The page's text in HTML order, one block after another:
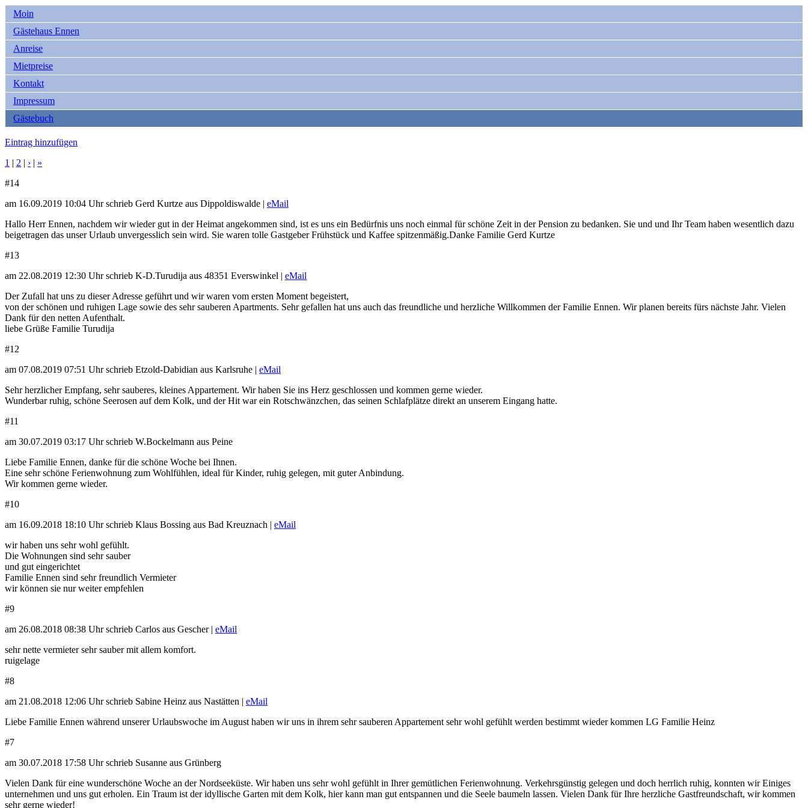
Moin
Gästehaus Ennen
Anreise
Mietpreise
Kontakt
Impressum
Gästebuch
Eintrag hinzufügen
1 | 2 | › | »
#14
am 16.09.2019 10:04 Uhr schrieb Gerd Kurtze aus Dippoldiswalde | eMail
Hallo Herr Ennen, nachdem wir wieder gut in der Heimat angekommen sind, ist es uns ein Bedürfnis uns noch einmal für schöne Zeit in der Pension zu bedanken. Sie und und Ihr Team haben wesentlich dazu
beigetragen das unser Urlaub unvergesslich sein wird. Sie waren tolle Gastgeber Frühstück und Kaffee spitzenmäßig.Danke Familie Gerd Kurtze
#13
am 22.08.2019 12:30 Uhr schrieb K-D.Turudija aus 48351 Everswinkel | eMail
Der Zufall hat uns zu dieser Adresse geführt und wir waren vom ersten Moment begeistert,
von der schönen und ruhigen Lage sowie des sehr sauberen Apartments. Sehr gefallen hat uns auch das freundliche und herzliche Willkommen der Familie Ennen. Wir planen bereits fürs nächste Jahr. Vielen
Dank für den netten Aufenthalt.
liebe Grüße Familie Turudija
#12
am 07.08.2019 07:51 Uhr schrieb Etzold-Dabidian aus Karlsruhe | eMail
Sehr herzlicher Empfang, sehr sauberes, kleines Appartement. Wir haben Sie ins Herz geschlossen und kommen gerne wieder.
Wunderbar ruhig, schöne Seerosen auf dem Kolk, und der Hit war ein Rotschwänzchen, das seinen Schlafplätze direkt an unserem Eingang hatte.
#11
am 30.07.2019 03:17 Uhr schrieb W.Bockelmann aus Peine
Liebe Familie Ennen, danke für die schöne Woche bei Ihnen.
Eine sehr schöne Ferienwohnung zum Wohlfühlen, ideal für Kinder, ruhig gelegen, mit guter Anbindung.
Wir kommen gerne wieder.
#10
am 16.09.2018 18:10 Uhr schrieb Klaus Bossing aus Bad Kreuznach | eMail
wir haben uns sehr wohl gefühlt.
Die Wohnungen sind sehr sauber
und gut eingerichtet
Familie Ennen sind sehr freundlich Vermieter
wir können sie nur weiter empfehlen
#9
am 26.08.2018 08:38 Uhr schrieb Carlos aus Gescher | eMail
sehr nette vermieter sehr sauber mit allem komfort.
ruigelage
#8
am 21.08.2018 12:06 Uhr schrieb Sabine Heinz aus Nastätten | eMail
Liebe Familie Ennen während unserer Urlaubswoche im August haben wir uns in ihrem sehr sauberen Appartement sehr wohl gefühlt werden bestimmt wieder kommen LG Familie Heinz
#7
am 30.07.2018 17:58 Uhr schrieb Susanne aus Grünberg
Vielen Dank für eine wunderschöne Woche an der Nordseeküste. Wir haben uns sehr wohl gefühlt in Ihrer gemütlichen Ferienwohnung. Verkehrsgünstig gelegen und doch herrlich ruhig, konnten wir Einiges
unternehmen und uns gut erholen. Ein Traum ist der idyllische Garten mit dem Kolk, hier kann man gut entspannen und die Seele baumeln lassen. Vielen Dank für Ihre herzliche Gastfreundschaft, wir kommen
sehr gerne wieder!